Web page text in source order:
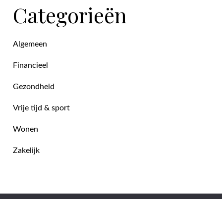
Categorieën
Algemeen
Financieel
Gezondheid
Vrije tijd & sport
Wonen
Zakelijk